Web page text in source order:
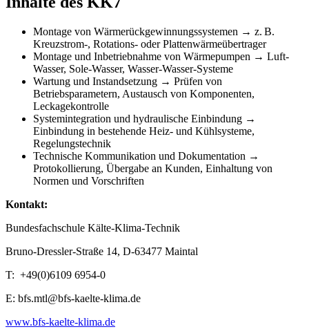
Montage von Wärmerückgewinnungssystemen → z. B.
Kreuzstrom-, Rotations- oder Plattenwärmeübertrager
Montage und Inbetriebnahme von Wärmepumpen → Luft-
Wasser, Sole-Wasser, Wasser-Wasser-Systeme
Wartung und Instandsetzung → Prüfen von
Betriebsparametern, Austausch von Komponenten,
Leckagekontrolle
Systemintegration und hydraulische Einbindung →
Einbindung in bestehende Heiz- und Kühlsysteme,
Regelungstechnik
Technische Kommunikation und Dokumentation →
Protokollierung, Übergabe an Kunden, Einhaltung von
Normen und Vorschriften
Kontakt:
Bundesfachschule Kälte-Klima-Technik
Bruno-Dressler-Straße 14, D-63477 Maintal
T: +49(0)6109 6954-0
E: bfs.mtl@bfs-kaelte-klima.de
www.bfs-kaelte-klima.de